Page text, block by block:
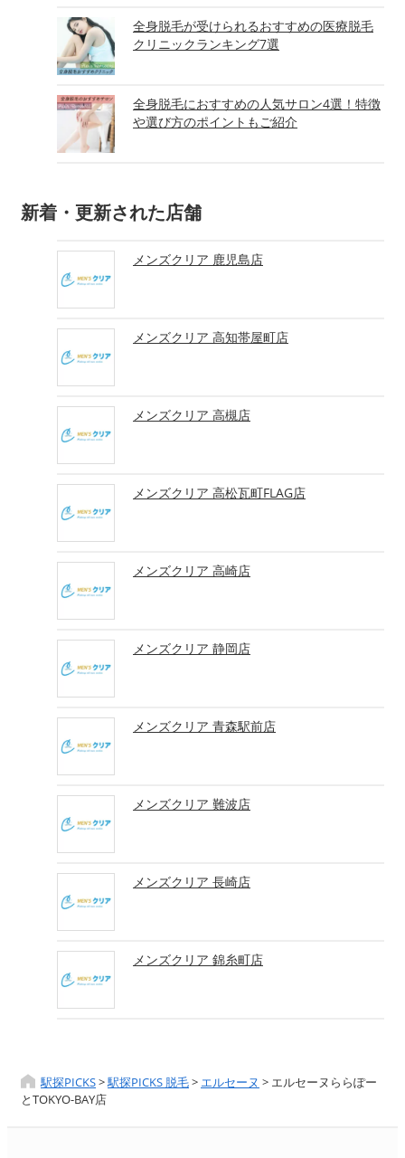
全身脱毛が受けられるおすすめの医療脱毛
クリニックランキング7選
全身脱毛におすすめの人気サロン4選！特徴
や選び方のポイントもご紹介
新着・更新された店舗
メンズクリア 鹿児島店
メンズクリア 高知帯屋町店
メンズクリア 高槻店
メンズクリア 高松瓦町FLAG店
メンズクリア 高崎店
メンズクリア 静岡店
メンズクリア 青森駅前店
メンズクリア 難波店
メンズクリア 長崎店
メンズクリア 錦糸町店
駅探PICKS>駅探PICKS 脱毛> エルセーヌ > エルセーヌららぽー
とTOKYO-BAY店